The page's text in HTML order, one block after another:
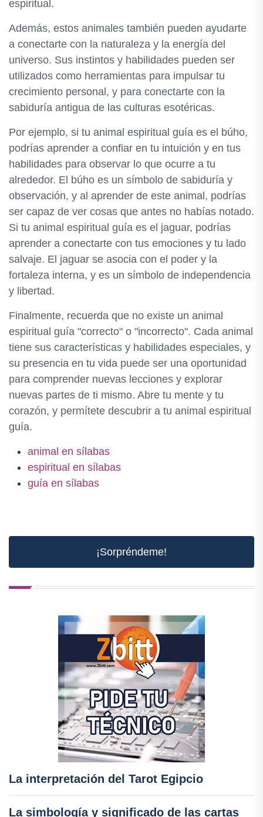
espiritual.
Además, estos animales también pueden ayudarte
a conectarte con la naturaleza y la energía del
universo. Sus instintos y habilidades pueden ser
utilizados como herramientas para impulsar tu
crecimiento personal, y para conectarte con la
sabiduría antigua de las culturas esotéricas.
Por ejemplo, si tu animal espiritual guía es el búho,
podrías aprender a confiar en tu intuición y en tus
habilidades para observar lo que ocurre a tu
alrededor. El búho es un símbolo de sabiduría y
observación, y al aprender de este animal, podrías
ser capaz de ver cosas que antes no habías notado.
Si tu animal espiritual guía es el jaguar, podrías
aprender a conectarte con tus emociones y tu lado
salvaje. El jaguar se asocia con el poder y la
fortaleza interna, y es un símbolo de independencia
y libertad.
Finalmente, recuerda que no existe un animal
espiritual guía "correcto" o "incorrecto". Cada animal
tiene sus características y habilidades especiales, y
su presencia en tu vida puede ser una oportunidad
para comprender nuevas lecciones y explorar
nuevas partes de ti mismo. Abre tu mente y tu
corazón, y permítete descubrir a tu animal espiritual
guía.
animal en sílabas
espiritual en sílabas
guía en sílabas
¡Sorpréndeme!
La interpretación del Tarot Egipcio
La simbología y significado de las cartas